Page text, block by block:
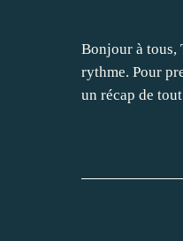
Bonjour à tous,
rythme. Pour
un récap de